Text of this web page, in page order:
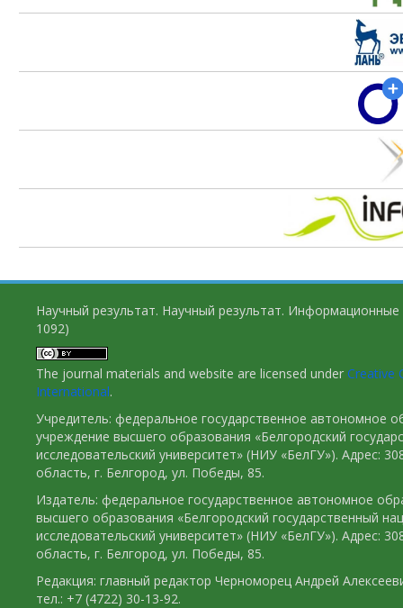
Научный результат. Научный результат. Информационные
1092)
The journal materials and website are licensed under Creative
International.
Учредитель: федеральное государственное автономное
учреждение высшего образования «Белгородский
исследовательский университет» (НИУ «БелГУ»). Адрес:
область, г. Белгород, ул. Победы, 85.
Издатель: федеральное государственное автономное
высшего образования «Белгородский государственный
исследовательский университет» (НИУ «БелГУ»). Адрес:
область, г. Белгород, ул. Победы, 85.
Редакция: главный редактор Черноморец Андрей
тел.: +7 (4722) 30-13-92.